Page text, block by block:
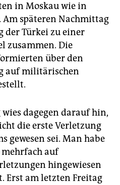
in Moskau wie in
späteren Nachmittag
Türkei zu einer
zusammen. Die
über den
auf militärischen
dagegen darauf hin,
die erste Verletzung
gewesen sei. Man habe
mehrfach auf
hingewiesen
Erst am letzten Freitag